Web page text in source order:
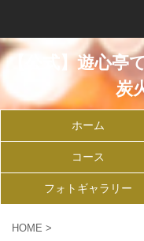
【公式】遊心亭
炭
ホーム
コース
フォトギャラリー
HOME >